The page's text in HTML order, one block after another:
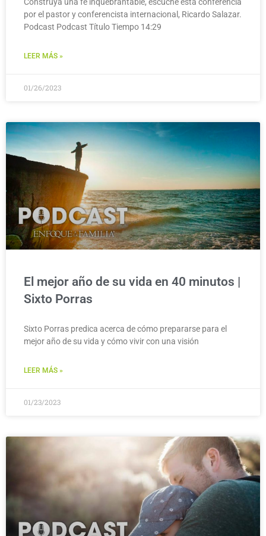
Construya una fe inquebrantable, escuche esta conferencia
por el pastor y conferencista internacional, Ricardo Salazar.
Podcast Podcast Título Tiempo 14:29
LEER MÁS »
01/26/2023
El mejor año de su vida en 40 minutos |
Sixto Porras
Sixto Porras predica acerca de cómo prepararse para el
mejor año de su vida y cómo vivir con una visión
LEER MÁS »
01/23/2023